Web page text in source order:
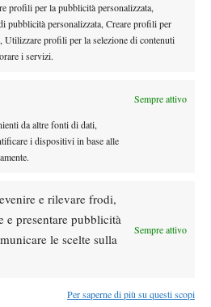
profili per la pubblicità personalizzata,
pubblicità personalizzata, Creare profili per
Utilizzare profili per la selezione di contenuti
i servizi.
Sempre attivo
da altre fonti di dati,
i dispositivi in base alle
e rilevare frodi,
e presentare pubblicità
le scelte sulla
Sempre attivo
Per saperne di più su questi scopi
up di quattro ore a Milano:
News
su Federer al presente a
il racconto di Diego De Vecchis tra
“Bisogna rendere i
più sostenibili per tutti”